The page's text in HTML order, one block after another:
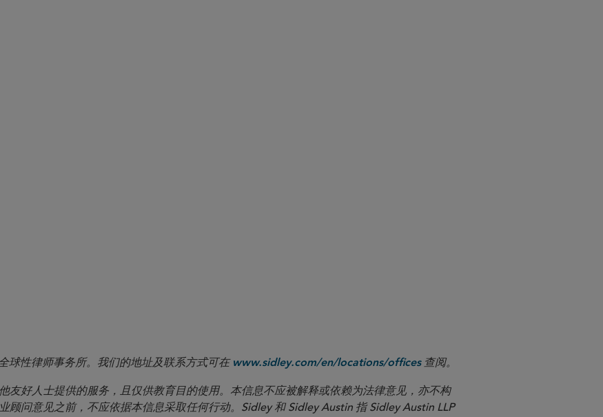
球性律师事务所。我们的地址及联系方式可在 www.sidley.com/en/locations/offices查阅。
友好人士提供的服务，且仅供教育目的使用。本信息不应被解释或依赖为法律意见，亦不构
顾问意见之前，不应依据本信息采取任何行动。Sidley 和 Sidley Austin 指 Sidley Austin LLP